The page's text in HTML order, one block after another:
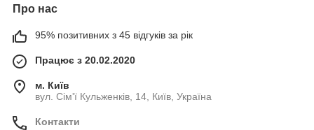
Про нас
95% позитивних з 45 відгуків за рік
Працює з 20.02.2020
м. Київ
вул. Сім'ї Кульженків, 14, Київ, Україна
Контакти